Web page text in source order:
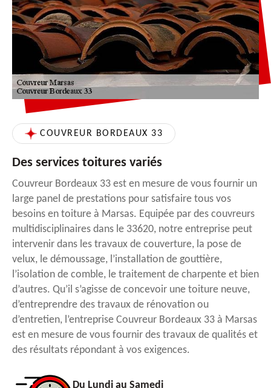
COUVREUR BORDEAUX 33
Des services toitures variés
Couvreur Bordeaux 33 est en mesure de vous fournir un
large panel de prestations pour satisfaire tous vos
besoins en toiture à Marsas. Equipée par des couvreurs
multidisciplinaires dans le 33620, notre entreprise peut
intervenir dans les travaux de couverture, la pose de
velux, le démoussage, l’installation de gouttière,
l’isolation de comble, le traitement de charpente et bien
d’autres. Qu’il s’agisse de concevoir une toiture neuve,
d’entreprendre des travaux de rénovation ou
d’entretien, l’entreprise Couvreur Bordeaux 33 à Marsas
est en mesure de vous fournir des travaux de qualités et
des résultats répondant à vos exigences.
Du Lundi au Samedi